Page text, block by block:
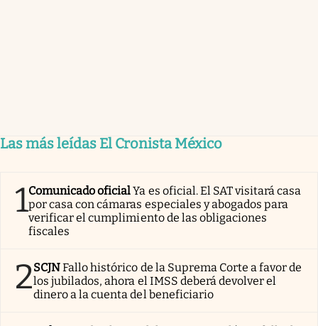
Las más leídas El Cronista México
1Comunicado oficialYa es oficial. El SAT visitará casa
por casa con cámaras especiales y abogados para
verificar el cumplimiento de las obligaciones
fiscales
2SCJNFallo histórico de la Suprema Corte a favor de
los jubilados, ahora el IMSS deberá devolver el
dinero a la cuenta del beneficiario